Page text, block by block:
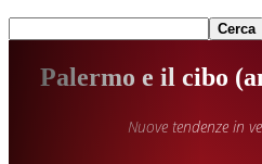
Palermo e il cibo
Nuove tendenze in